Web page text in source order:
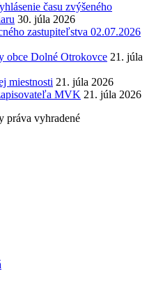
času zvýšeného
30. júla 2026
zastupiteľstva 02.07.2026
obce Dolné Otrokovce 21. júla
miestnosti 21. júla 2026
MVK 21. júla 2026
práva vyhradené